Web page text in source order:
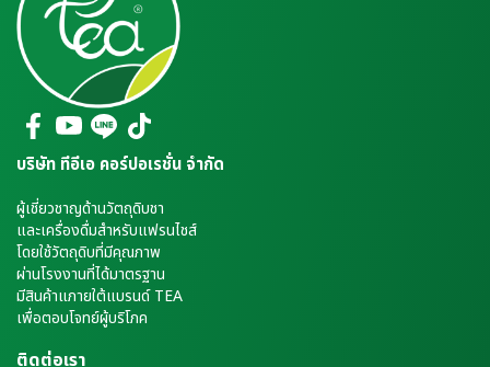
บริษัท ทีอีเอ คอร์ปอเรชั่น จำกัด
ผู้เชี่ยวชาญด้านวัตถุดิบชา
และเครื่องดื่มสำหรับแฟรนไชส์
โดยใช้วัตถุดิบที่มีคุณภาพ
ผ่านโรงงานที่ได้มาตรฐาน
มีสินค้าแภายใต้แบรนด์ TEA
เพื่อตอบโจทย์ผู้บริโภค
ติดต่อเรา